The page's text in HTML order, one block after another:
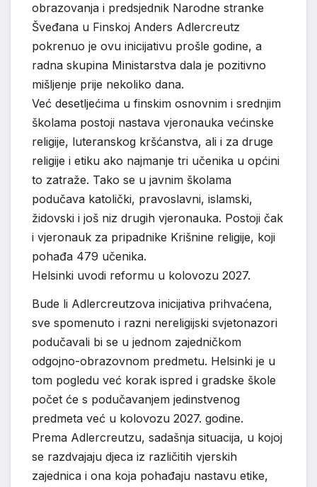
obrazovanja i predsjednik Narodne stranke
Šveđana u Finskoj Anders Adlercreutz
pokrenuo je ovu inicijativu prošle godine, a
radna skupina Ministarstva dala je pozitivno
mišljenje prije nekoliko dana.
Već desetljećima u finskim osnovnim i srednjim
školama postoji nastava vjeronauka većinske
religije, luteranskog kršćanstva, ali i za druge
religije i etiku ako najmanje tri učenika u općini
to zatraže. Tako se u javnim školama
podučava katolički, pravoslavni, islamski,
židovski i još niz drugih vjeronauka. Postoji čak
i vjeronauk za pripadnike Krišnine religije, koji
pohađa 479 učenika.
Helsinki uvodi reformu u kolovozu 2027.
Bude li Adlercreutzova inicijativa prihvaćena,
sve spomenuto i razni nereligijski svjetonazori
podučavali bi se u jednom zajedničkom
odgojno-obrazovnom predmetu. Helsinki je u
tom pogledu već korak ispred i gradske škole
počet će s podučavanjem jedinstvenog
predmeta već u kolovozu 2027. godine.
Prema Adlercreutzu, sadašnja situacija, u kojoj
se razdvajaju djeca iz različitih vjerskih
zajednica i ona koja pohađaju nastavu etike,